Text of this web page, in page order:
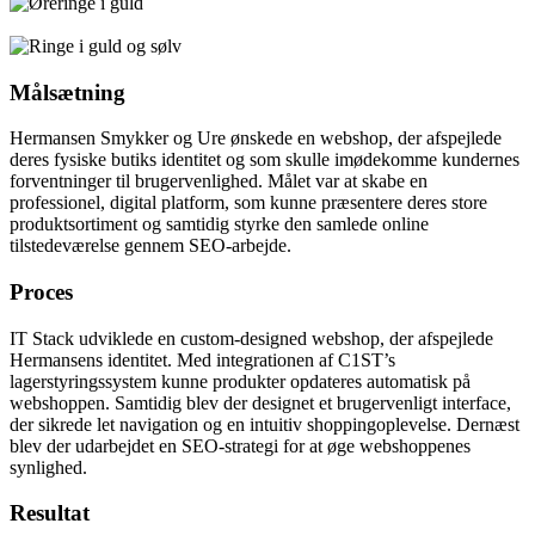
Målsætning
Hermansen Smykker og Ure ønskede en webshop, der afspejlede
deres fysiske butiks identitet og som skulle imødekomme kundernes
forventninger til brugervenlighed. Målet var at skabe en
professionel, digital platform, som kunne præsentere deres store
produktsortiment og samtidig styrke den samlede online
tilstedeværelse gennem SEO-arbejde.
Proces
IT Stack udviklede en custom-designed webshop, der afspejlede
Hermansens identitet. Med integrationen af C1ST’s
lagerstyringssystem kunne produkter opdateres automatisk på
webshoppen. Samtidig blev der designet et brugervenligt interface,
der sikrede let navigation og en intuitiv shoppingoplevelse. Dernæst
blev der udarbejdet en SEO-strategi for at øge webshoppenes
synlighed.
Resultat